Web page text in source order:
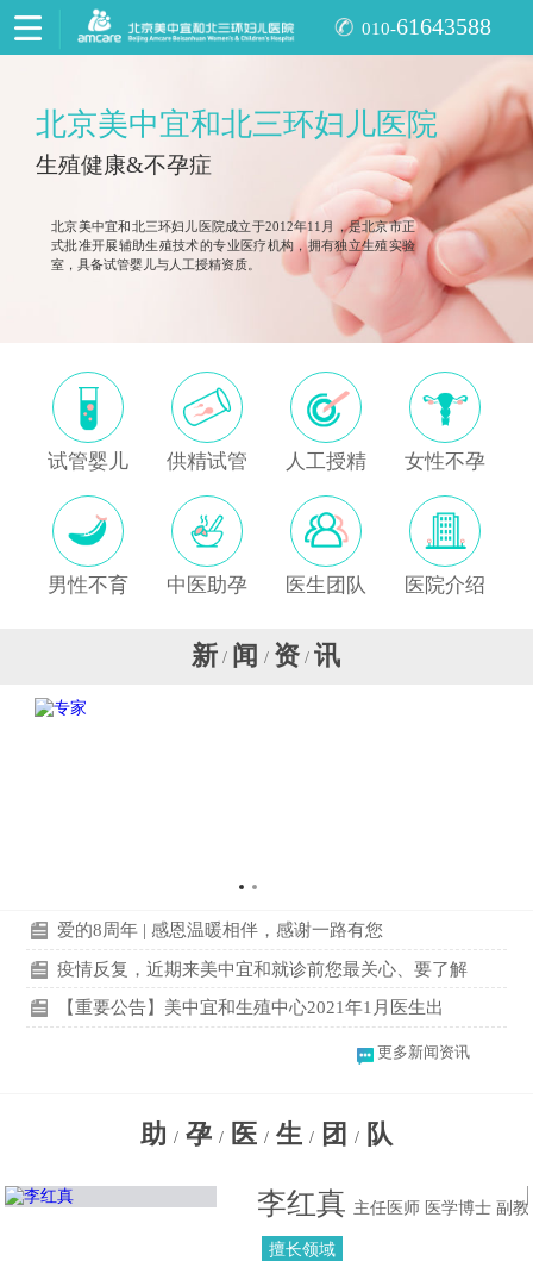
010-61643588
北京美中宜和北三环妇儿医院
生殖健康&不孕症
北京美中宜和北三环妇儿医院成立于2012年11月，是北京市正
式批准开展辅助生殖技术的专业医疗机构，拥有独立生殖实验
室，具备试管婴儿与人工授精资质。
试管婴儿 供精试管 人工授精 女性不孕
男性不育 中医助孕 医生团队 医院介绍
新 / 闻 / 资 / 讯
爱的8周年 | 感恩温暖相伴，感谢一路有您
疫情反复，近期来美中宜和就诊前您最关心、要了解
【重要公告】美中宜和生殖中心2021年1月医生出
更多新闻资讯
助 / 孕 / 医 / 生 / 团 / 队
李红真 主任医师 医学博士 副教
授擅长领域